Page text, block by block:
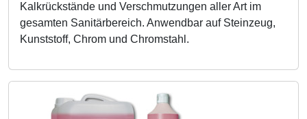
Kalkrückstände und Verschmutzungen aller Art im
gesamten Sanitärbereich. Anwendbar auf Steinzeug,
Kunststoff, Chrom und Chromstahl.